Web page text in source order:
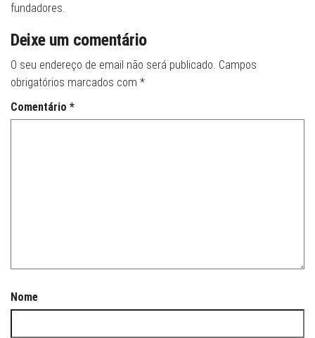
fundadores.
Deixe um comentário
O seu endereço de email não será publicado. Campos
obrigatórios marcados com *
Comentário *
Nome